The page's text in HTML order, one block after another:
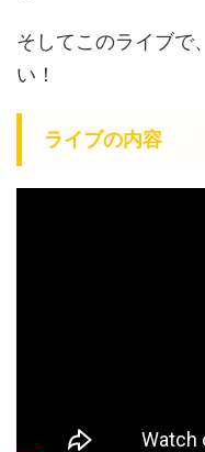
そしてこのライブで
い！
ライブの内容